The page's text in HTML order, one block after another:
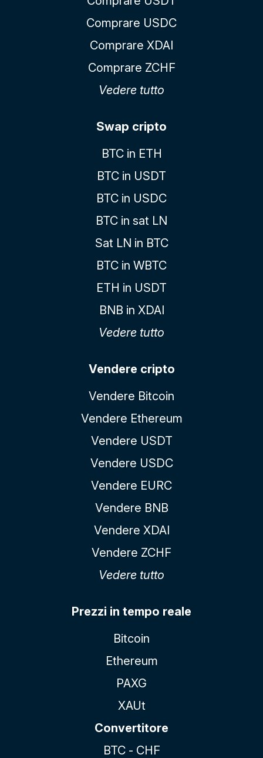
Comprare USDC
Comprare XDAI
Comprare ZCHF
Vedere tutto
Swap cripto
BTC in ETH
BTC in USDT
BTC in USDC
BTC in sat LN
Sat LN in BTC
BTC in WBTC
ETH in USDT
BNB in XDAI
Vedere tutto
Vendere cripto
Vendere Bitcoin
Vendere Ethereum
Vendere USDT
Vendere USDC
Vendere EURC
Vendere BNB
Vendere XDAI
Vendere ZCHF
Vedere tutto
Prezzi in tempo reale
Bitcoin
Ethereum
PAXG
XAUt
Convertitore
BTC - CHF